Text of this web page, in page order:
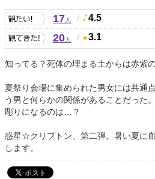
17人 / 4.5
20人 / 3.1
知ってる？死体の埋まる土からは赤紫
夏祭り会場に集められた男女には共通
う男と何らかの関係があることだった
彫りになるのは…？
惑星☆クリプトン、第二弾。暑い夏に
します。